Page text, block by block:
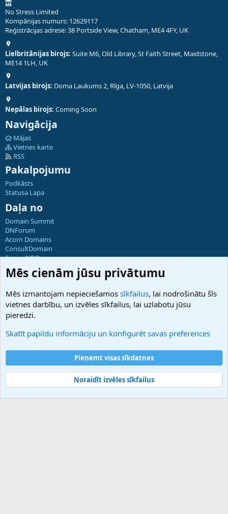
No Stress Limited
Kompānijas numurs: 12629117
Reģistrācijas adrese: 38 Portside View, Chatham, ME4 4FY, UK
Lielbritānijas birojs: Suite M6, Old Library, St Faith Street, Maidstone,
ME14 1LH, UK
Latvijas birojs: Doma Laukums 2, Rīga, LV-1050, Latvija
Nepālas birojs: Coming Soon
Navigācija
Mājas
Vietnes karte
RSS
Pakalpojumu
Podkāsts
Statusa Lapa
Daļa no
Domain Summit
DNForum
Acorn Domains
ConsultDomain
ForumNDD
Domainforum.ro
27.be
Hostmaria
Atbalsts
Palīdzība
Noteikumi un nosacījumi
Privātuma politika
Community platform by XenForo® © 2010-2025 XenForo Ltd.
Mēs cienām jūsu privātumu
Mēs izmantojam nepieciešamos sīkfailus, lai nodrošinātu šīs
vietnes darbību, un izvēles sīkfailus, lai uzlabotu jūsu
pieredzi.
Skatīt papildu informāciju un konfigurēt savas preferences
Pieņemt visas sīkdatnes
Noraidīt izvēles sīkfailus